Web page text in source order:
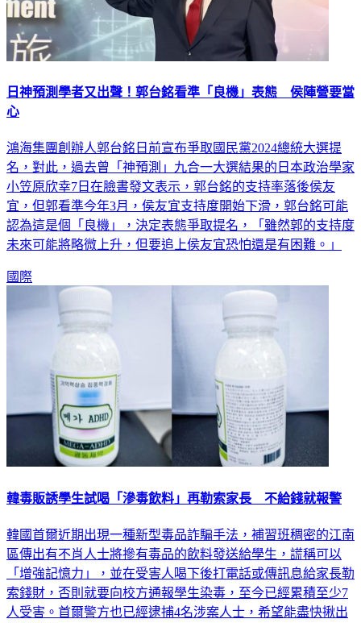
日神預測學者又出聲！郭台銘看準「良機」表態 侯陣營要當
心
鴻海集團創辦人郭台銘日前宣布爭取國民黨2024總統大選提
名，對此，過去曾「神預測」九合一大選結果的日本政治學家
小笠原欣幸7日在臉書發文表示，郭台銘的支持率落後侯友
宜，但郭看準今年3月，侯友宜支持度開始下滑，郭台銘可能
認為這是個「良機」，決定表態爭取提名，「雖然郭的支持度
未來可能將略微上升，但要追上侯友宜恐怕還是有困難。」
國際
韓毒販誘學生試喝「滲毒飲料」再勒索家長 不給錢就報警
韓國首爾近期出現一種新型毒品詐騙手法，補習班稠密的江南
區傳出有不肖人士將摻有毒品的飲料發送給學生，謊稱可以
「增強記憶力」，並在受害人喝下後打電話或傳訊息給家長勒
索錢財，否則就要向校方通報學生染毒，至今已經累積至少7
人受害。首爾警方也已經逮捕4名涉案人士，希望能盡快揪出